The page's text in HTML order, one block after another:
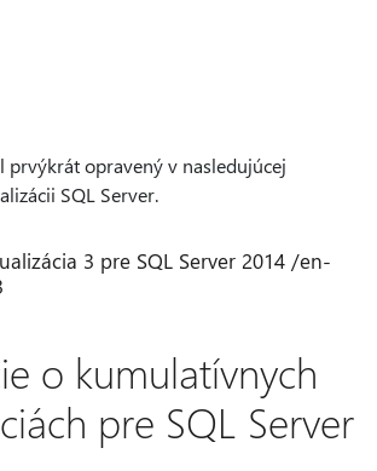
prvýkrát opravený v nasledujúcej
SQL Server.
3 pre SQL Server 2014 /en-
o kumulatívnych
pre SQL Server